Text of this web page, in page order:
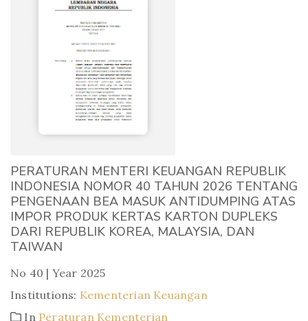
PERATURAN MENTERI KEUANGAN REPUBLIK
INDONESIA NOMOR 40 TAHUN 2026 TENTANG
PENGENAAN BEA MASUK ANTIDUMPING ATAS
IMPOR PRODUK KERTAS KARTON DUPLEKS
DARI REPUBLIK KOREA, MALAYSIA, DAN
TAIWAN
No 40 | Year 2025
Institutions: Kementerian Keuangan
In Peraturan Kementerian